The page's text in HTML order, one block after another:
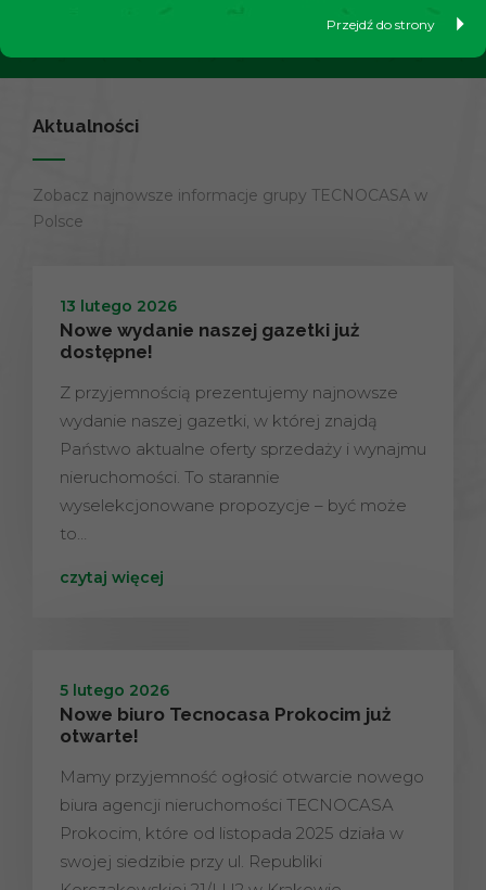
Przejdź do strony
Dowiedz się więcej
Aktualności
Zobacz najnowsze informacje grupy TECNOCASA w
Polsce
13 lutego 2026
Nowe wydanie naszej gazetki już
dostępne!
Z przyjemnością prezentujemy najnowsze
wydanie naszej gazetki, w której znajdą
Państwo aktualne oferty sprzedaży i wynajmu
nieruchomości. To starannie
wyselekcjonowane propozycje – być może
to…
czytaj więcej
5 lutego 2026
Nowe biuro Tecnocasa Prokocim już
otwarte!
Mamy przyjemność ogłosić otwarcie nowego
biura agencji nieruchomości TECNOCASA
Prokocim, które od listopada 2025 działa w
swojej siedzibie przy ul. Republiki